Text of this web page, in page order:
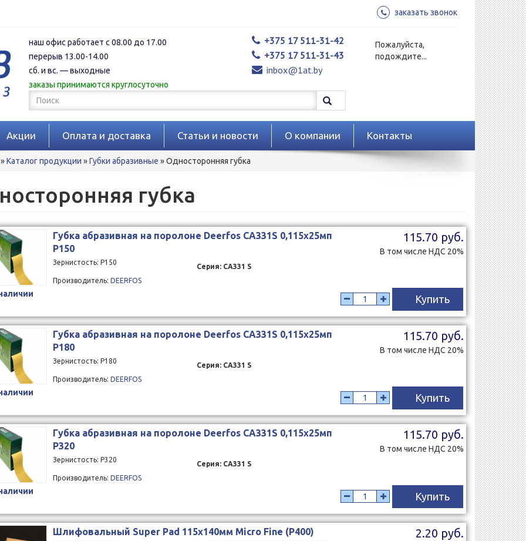
заказать звонок
наш офис работает с 08.00 до 17.00
перерыв 13.00-14.00
сб. и вс. — выходные
заказы принимаются круглосуточно
+375 17 511-31-42
+375 17 511-31-43
inbox@1at.by
Пожалуйста,
подождите...
Форма
поиска
Поиск
Акции Оплата и доставка Статьи и новости О компании Контакты
» Каталог продукции » Губки абразивные » Односторонняя губка
губка
Губка абразивная на поролоне Deerfos CA331S 0,115x25мп
Р150
Зернистость: P150
Серия: CA331 S
Производитель:DEERFOS
115.70 руб.
В том числе НДС 20%
Купить
Губка абразивная на поролоне Deerfos CA331S 0,115x25мп
Р180
Зернистость: P180
Серия: CA331 S
Производитель:DEERFOS
115.70 руб.
В том числе НДС 20%
Купить
Губка абразивная на поролоне Deerfos CA331S 0,115x25мп
Р320
Зернистость: P320
Серия: CA331 S
Производитель:DEERFOS
115.70 руб.
В том числе НДС 20%
Купить
Шлифовальный Super Pad 115x140мм Micro Fine (P400) 2.20 руб.